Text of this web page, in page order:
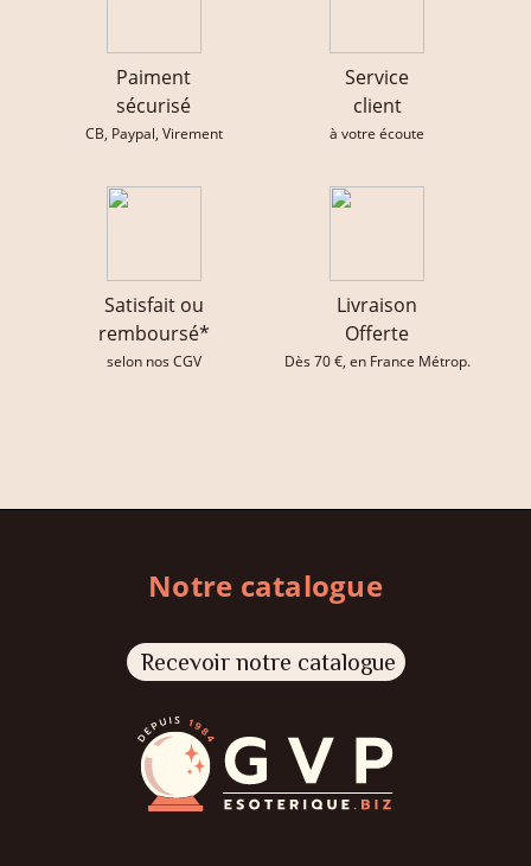
Paiment
sécurisé
CB, Paypal, Virement
Service
client
à votre écoute
Satisfait ou
remboursé*
selon nos CGV
Livraison
Offerte
Dès 70 €, en France Métrop.
Notre catalogue
Recevoir notre catalogue